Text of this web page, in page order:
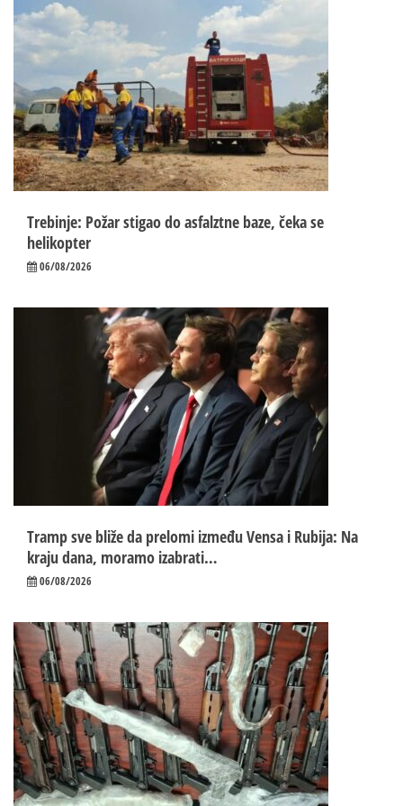
Trebinje: Požar stigao do asfalztne baze, čeka se
helikopter
06/08/2026
Tramp sve bliže da prelomi između Vensa i Rubija: Na
kraju dana, moramo izabrati…
06/08/2026